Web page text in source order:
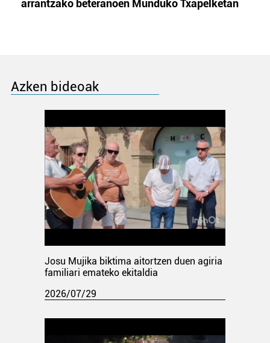
arrantzako beteranoen Munduko Txapelketan
Azken bideoak
Josu Mujika biktima aitortzen duen agiria
familiari emateko ekitaldia
2026/07/29